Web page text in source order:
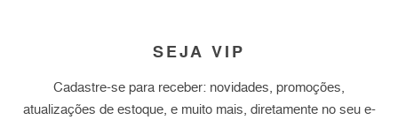
SEJA VIP
Cadastre-se para receber: novidades, promoções,
atualizações de estoque, e muito mais, diretamente no seu e-